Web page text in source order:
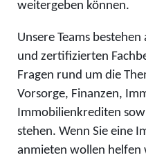
weitergeben können.
Unsere Teams
und zertifizierten
Fragen rund um die
Vorsorge, Finanzen,
Immobilienkrediten
stehen. Wenn Sie eine
anmieten wollen helfen